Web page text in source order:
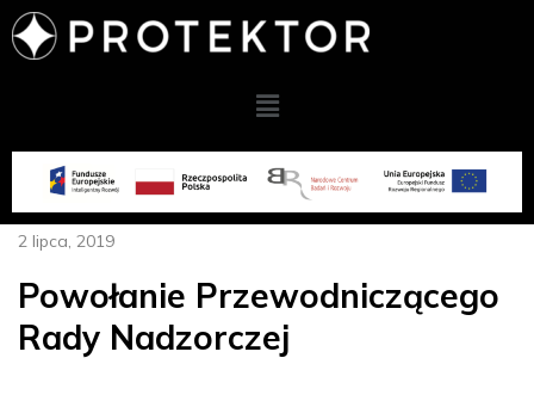
2 lipca, 2019
Powołanie Przewodniczącego
Rady Nadzorczej